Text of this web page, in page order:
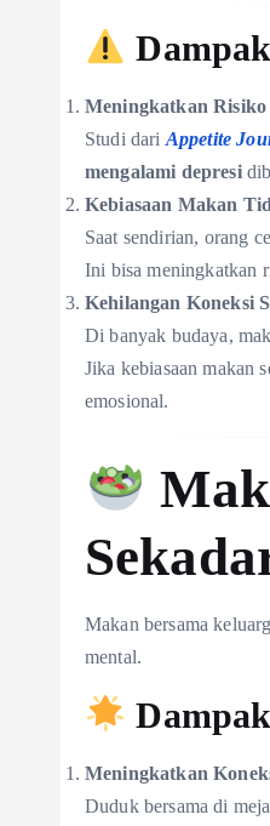
Meningkatkan Risiko
Studi dari Appetite
mengalami depresi
Kebiasaan Makan
Saat sendirian, orang
Ini bisa meningkatkan
Kehilangan Koneksi
Di banyak budaya,
Jika kebiasaan makan
emosional.
Makan bersama
mental.
Meningkatkan
Duduk bersama di